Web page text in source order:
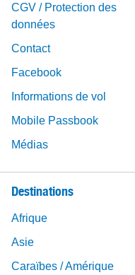
CGV / Protection des
données
Contact
Facebook
Informations de vol
Mobile Passbook
Médias
Destinations
Afrique
Asie
Caraïbes / Amérique